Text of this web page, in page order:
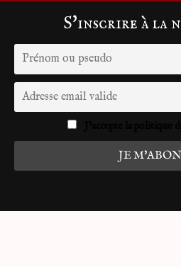
S'inscrire à la